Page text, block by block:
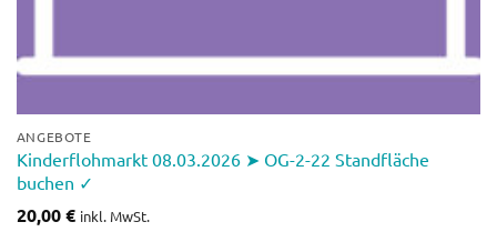
ANGEBOTE
Kinderflohmarkt 08.03.2026 ➤ OG-2-22 Standfläche
buchen ✓
20,00€ inkl. MwSt.